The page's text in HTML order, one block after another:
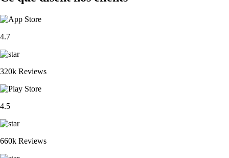
4.7
320k Reviews
4.5
660k Reviews